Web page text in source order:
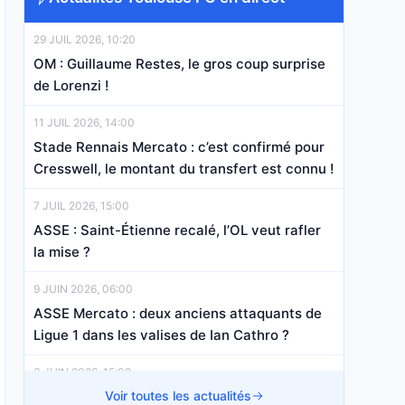
29 JUIL 2026, 10:20
OM : Guillaume Restes, le gros coup surprise
de Lorenzi !
11 JUIL 2026, 14:00
Stade Rennais Mercato : c’est confirmé pour
Cresswell, le montant du transfert est connu !
7 JUIL 2026, 15:00
ASSE : Saint-Étienne recalé, l’OL veut rafler
la mise ?
9 JUIN 2026, 06:00
ASSE Mercato : deux anciens attaquants de
Ligue 1 dans les valises de Ian Cathro ?
3 JUIN 2026, 15:00
RC Lens : Robin Risser et un autre lensois
Voir toutes les actualités